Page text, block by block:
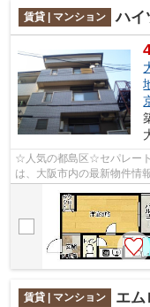
賃貸 | マンション ハイ
☆人気の都島区☆セパレー
は、大阪市内の最新物件情
FC梅田HEP前店だからでき
賃貸 | マンション エム